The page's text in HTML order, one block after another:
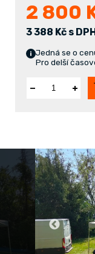
2 800
3 388 Kč s
Jedná se o
Pro delší